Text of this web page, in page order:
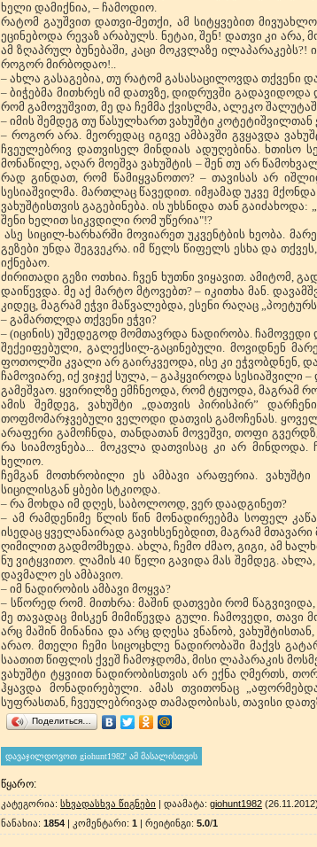
ხელი დამიქნია, – ჩამოდიო.
რატომ გაუშვით დათვი-მეთქი, ამ სიტყვებით
ეცინებოდა რევაზ არაბულს. ნეტაი, შენ! დათვი კი არა,
ამ ზღაპრულ ბუნებაში, კაცი მოკვლაზე ილაპარაკებს?!
როგორ მირბოდაო!..
– ახლა გასაგებია, თუ რატომ გასასაცილოვდა თქვენი
– ბიჭებმა მითხრეს იმ დათვზე, დიდრუვში გადავიდოდა
რომ გამოვუშვით, მე და ჩემმა ქვისლმა, ალეკო
– იმის შემდეგ თუ წასულხართ ვახუშტი
– როგორ არა. მეორედაც იგივე ამბავში გვყავდა
ჩვეულებრივ დათვისელ მინდიას ადუღებინა.
მონაწილე, აღარ მოეშვა ვახუშტის – შენ თუ არ
რად გინდათ, რომ წამიყვანოთო? – თავისას არ
სესიაშვილმა. მართლაც წავედით. იმჟამად უკვე
ვახუშტისთვის გაგებინება. ის უხსნიდა თან
შენი ხელით სიკვდილი რომ უწერია"!?
ასე სიცილ-ხარხარში მოვიარეთ უკვენტბის ხეობა.
გეზები უნდა შეგვეკრა. იმ წელს წიფელს ესხა და
იქნებაო.
ძირითადი გეზი ოთხია. ჩვენ ხუთნი ვიყავით. ამიტომ,
დაიწევდა. მე აქ მარტო მტოვებთ? – იკითხა მან.
კიდეც, მაგრამ ეჭვი მაწვალებდა, ესენი რაღაც
– გამართლდა თქვენი ეჭვი?
– (იცინის) უშედეგოდ მომთავრდა ნადირობა.
შექეიფებული, გალექსილ-გაცინებული. მოვიდნენ
ფოთოლში კვალი არ გაირკვეოდა, ისე კი ეჭვობდნენ,
ჩამოვიარე, იქ ვიჯექ სულა, – გაჰყვიროდა
გამეშვაო. ყვირილზე ემჩნეოდა, რომ ტყუოდა, მაგრამ
ამის შემდეგ, ვახუშტი „დათვის პირისპირ”
თოფმომარჯვებული ველოდი დათვის გამოჩენას.
არაფერი გამოჩნდა, თანდათან მოვეშვი, თოფი
რა სიამოვნება... მოკვლა დათვისაც კი არ მინდოდა.
ხელიო.
ჩემგან მოთხრობილი ეს ამბავი არაფერია.
სიცილისგან ყბები სტკიოდა.
– რა მოხდა იმ დღეს, საბოლოოდ, ვერ დაადგინეთ?
– ამ რამდენიმე წლის წინ მონადირეებმა სოფელ
ისედაც ყველანაირად გავიხსენებდით, მაგრამ
ღიმილით გადმომხედა. ახლა, ჩემო ძმაო, გიგი, ამ
ნუ ვიტყვითო. ლამის 40 წელი გავიდა მას შემდეგ.
დავმალო ეს ამბავიო.
– იმ ნადირობის ამბავი მოყვა?
– სწორედ რომ. მითხრა: მაშინ დათვები რომ
მე თავადაც მისკენ მიმიწევდა გული. ჩამოვედი, თავი
არც მაშინ მინანია და არც დღესა ვნანობ,
არაო. მთელი ჩემი სიცოცხლე ნადირობაში მაქვს
საათით წიფლის ქვეშ ჩამოჯდომა, მისი ლაპარაკის
ვახუშტი ტყვიით ნადირობისთვის არ ექნა ღმერთს,
ჰყავდა მონადირებული. ამას თვითონაც
სუფრასთან, ჩვეულებრივად თამადობისას, თავისი
Поделиться…
წყარო:
კატეგორია: სხვადასხვა წიგნები | დაამატა: giohunt1982 (26.11.2012)
ნანახია: 1854 | კომენტარი: 1 | რეიტინგი: 5.0/1